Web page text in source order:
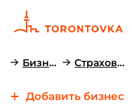
Бизнесы Страхование
Добавить бизнес